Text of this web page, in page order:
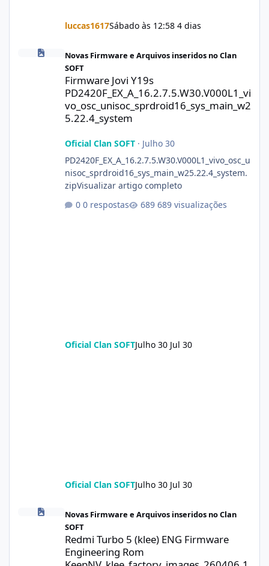
luccas1617Sábado às 12:58 4 dias
Firmware Jovi Y19s
Novas Firmware e Arquivos inseridos no Clan
SOFT
Firmware Jovi Y19s
PD2420F_EX_A_16.2.7.5.W30.V000L1_vi
vo_osc_unisoc_sprdroid16_sys_main_w2
5.22.4_system
Oficial Clan SOFT· Julho 30
PD2420F_EX_A_16.2.7.5.W30.V000L1_vivo_osc_u
nisoc_sprdroid16_sys_main_w25.22.4_system.
zipVisualizar artigo completo
0 respostas
689 visualizações
Oficial Clan SOFTJulho 30 Jul 30
Oficial Clan SOFTJulho 30 Jul 30
Novas Firmware e Arquivos inseridos no Clan
SOFT
Redmi Turbo 5 (klee) ENG Firmware
Engineering Rom